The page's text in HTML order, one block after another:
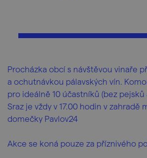
Procházka obcí s návštěvou vinaře
a ochutnávkou pálavských vín.
pro ideálně 10 účastníků (bez pejsků
Sraz je vždy v 17.00 hodin v zahradě
domečky Pavlov24
Akce se koná pouze za příznivého